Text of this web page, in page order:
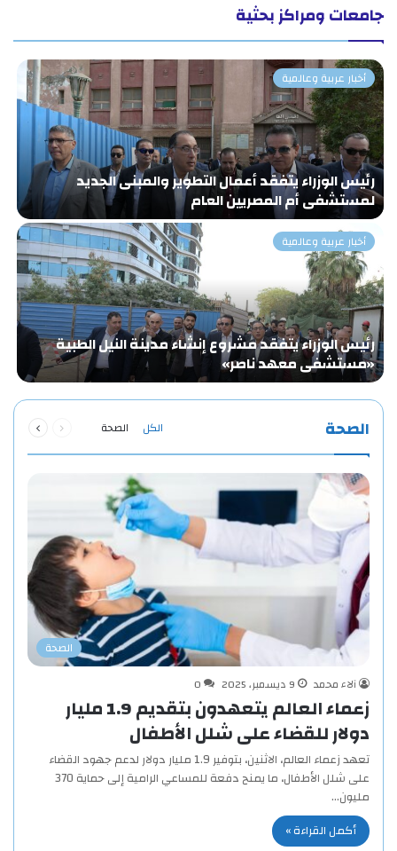
جامعات ومراكز بحثية
أخبار عربية وعالمية
رئيس الوزراء يتفقد أعمال التطوير والمبنى الجديد
لمستشفى أم المصريين العام
أخبار عربية وعالمية
رئيس الوزراء يتفقد مشروع إنشاء مدينة النيل الطبية
«مستشفى معهد ناصر»
الصحة الكل الصحة الصفحةالصفحة
الصحة
آلاء محمد
9 ديسمبر، 2025 0
زعماء العالم يتعهدون بتقديم 1.9 مليار
دولار للقضاء على شلل الأطفال
تعهد زعماء العالم، الاثنين، بتوفير 1.9 مليار دولار لدعم جهود القضاء
على شلل الأطفال، ما يمنح دفعة للمساعي الرامية إلى حماية 370
مليون…
أكمل القراءة »